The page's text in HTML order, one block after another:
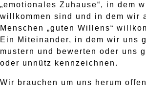
„emotionales Zuhause“, in dem
willkommen sind und in dem wir
Menschen „guten Willens“
Ein Miteinander, in dem wir uns
mustern und bewerten oder uns
oder unnütz kennzeichnen.
Wir brauchen um uns herum